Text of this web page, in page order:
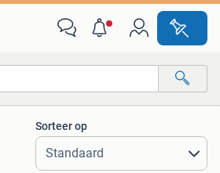
Alle afstanden…
Sorteer op